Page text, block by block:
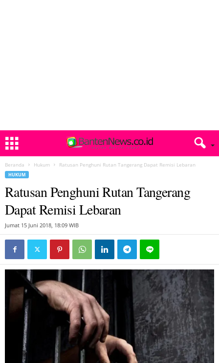
Beranda Hukum Ratusan Penghuni Rutan Tangerang Dapat Remisi Lebaran
HUKUM
Ratusan Penghuni Rutan Tangerang
Dapat Remisi Lebaran
Jumat 15 Juni 2018, 18:09 WIB